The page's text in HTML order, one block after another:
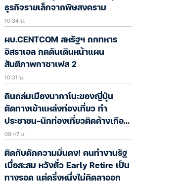
ธุรกิจรายเล็กจากพิษสงคราม
10:34 น.
ผบ.CENTCOM สหรัฐฯ ถกทหาร
อิสราเอล กดดันเดินหน้าแผน
สันติภาพกาซาเฟส 2
10:31 น.
ดินถล่มเมืองนากาโนะของญี่ปุ่น
ตัดทางเข้าแหล่งท่องเที่ยว ทำ
ประชาชน-นักท่องเที่ยวติดค้างเกือบ
400 ชีวิต
09:47 น.
ติดกับดักความมั่นคง! คนทำงานรัฐ
เบื่อสะสม หวังตั๋ว Early Retire เป็น
ทางรอด แต่ครึ่งหนึ่งไม่คิดลาออก